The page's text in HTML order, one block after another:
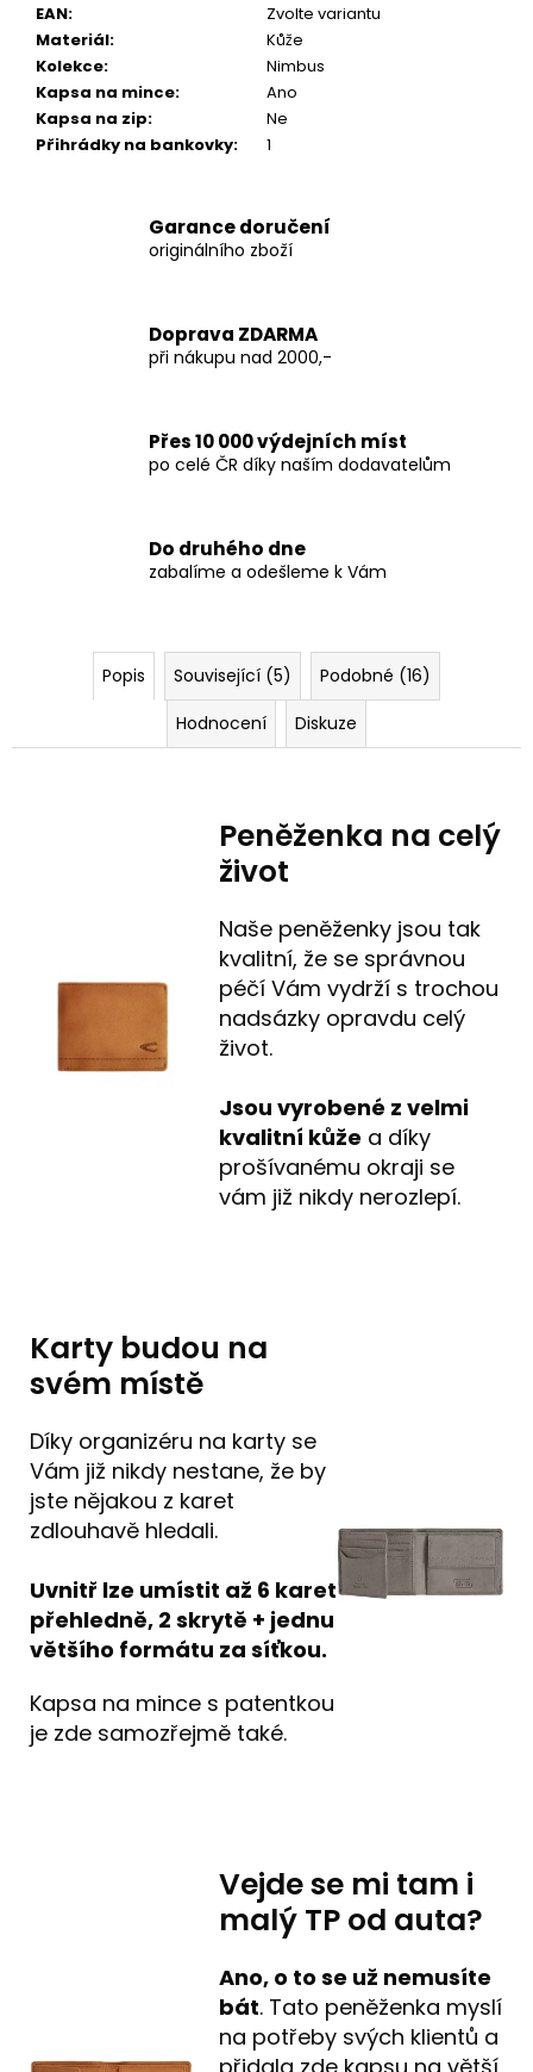
EAN:
Zvolte variantu
Materiál:
Kůže
Kolekce:
Nimbus
Kapsa na mince:
Ano
Kapsa na zip:
Ne
Přihrádky na bankovky: 1
Garance doručení
originálního zboží
Doprava ZDARMA
při nákupu nad 2000,-
Přes 10 000 výdejních míst
po celé ČR díky naším dodavatelům
Do druhého dne
zabalíme a odešleme k Vám
Popis Související (5)
Podobné (16)
Hodnocení
Diskuze
Peněženka na celý
život
Naše peněženky jsou tak
kvalitní, že se správnou
péčí Vám vydrží s trochou
nadsázky opravdu celý
život.
Jsou vyrobené z velmi
kvalitní kůže a díky
prošívanému okraji se
vám již nikdy nerozlepí.
Karty budou na
svém místě
Díky organizéru na karty se
Vám již nikdy nestane, že by
jste nějakou z karet
zdlouhavě hledali.
Uvnitř lze umístit až 6 karet
přehledně, 2 skrytě + jednu
většího formátu za síťkou.
Kapsa na mince s patentkou
je zde samozřejmě také.
Vejde se mi tam i
malý TP od auta?
Ano, o to se už nemusíte
bát. Tato peněženka myslí
na potřeby svých klientů a